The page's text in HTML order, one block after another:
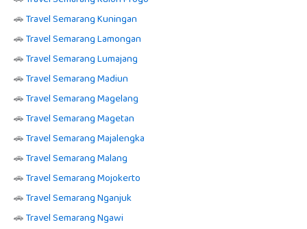
🚗Travel Semarang Kuningan
🚗Travel Semarang Lamongan
🚗Travel Semarang Lumajang
🚗Travel Semarang Madiun
🚗Travel Semarang Magelang
🚗Travel Semarang Magetan
🚗Travel Semarang Majalengka
🚗Travel Semarang Malang
🚗Travel Semarang Mojokerto
🚗Travel Semarang Nganjuk
🚗Travel Semarang Ngawi